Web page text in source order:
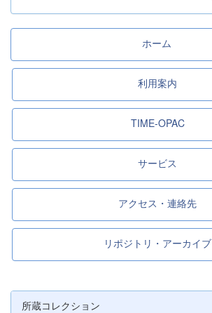
ホーム
利用案内
TIME-OPAC
サービス
アクセス・連絡先
リポジトリ・アーカイブ
所蔵コレクション